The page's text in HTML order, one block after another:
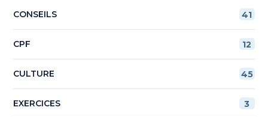
CONSEILS 41
CPF 12
CULTURE 45
EXERCICES 3